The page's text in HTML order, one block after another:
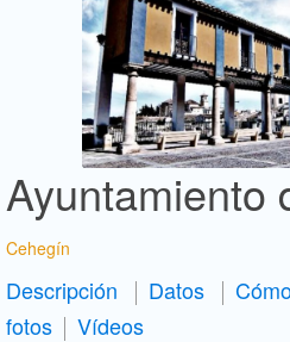
Ayuntamiento
Cehegín
Descripción Datos
fotos
Vídeos